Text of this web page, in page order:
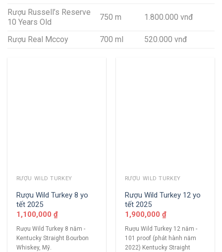
Rượu Russell’s Reserve
10 Years Old
750 m 1.800.000 vnđ
Rượu Real Mccoy 700 ml 520.000 vnđ
RƯỢU WILD TURKEY
Rượu Wild Turkey 8 yo
tết 2025
1,100,000 ₫
Rượu Wild Turkey 8 năm -
Kentucky Straight Bourbon
Whiskey, Mỹ.
RƯỢU WILD TURKEY
Rượu Wild Turkey 12 yo
tết 2025
1,900,000 ₫
Rượu Wild Turkey 12 năm -
101 proof (phát hành năm
2022) Kentucky Straight